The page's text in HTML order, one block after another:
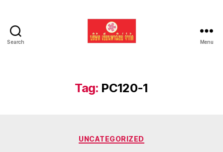
Search
รถ
แบค
Menu
Tag: PC120-1
Categories
UNCATEGORIZED